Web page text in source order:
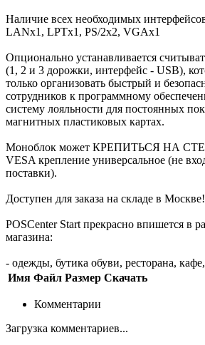
Наличие всех необходимых
LANx1, LPTx1, PS/2х2, VGAх1
Опционально устанавливается
(1, 2 и 3 дорожки, интерфейс - USB),
только организовать быстрый и
сотрудников к программному
систему лояльности для постоянных
магнитных пластиковых картах.
Моноблок может КРЕПИТЬСЯ НА
VESA крепление универсальное (не
поставки).
Доступен для заказа на складе в Москве!
POSCenter Start прекрасно впишется в
магазина:
- одежды, бутика обуви, ресторана,
Имя Файл Размер Скачать
Комментарии
Загрузка комментариев...